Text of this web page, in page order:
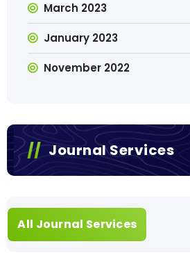
March 2023
January 2023
November 2022
Journal Services
All Journal Services